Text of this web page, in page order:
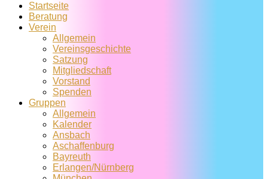
Startseite
Beratung
Verein
Allgemein
Vereins­geschichte
Satzung
Mitglied­schaft
Vorstand
Spenden
Gruppen
Allgemein
Kalender
Ansbach
Aschaffenburg
Bayreuth
Erlangen/Nürnberg